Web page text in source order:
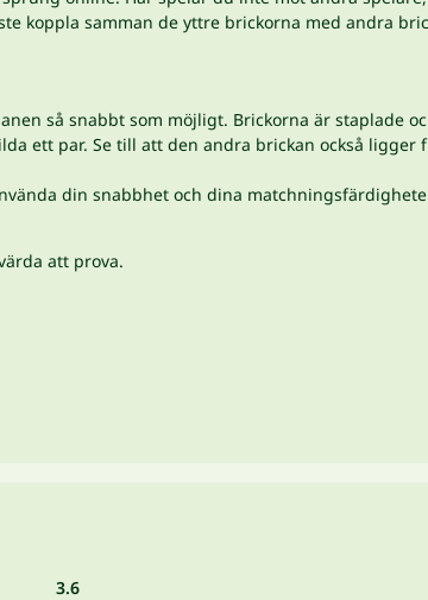
koppla samman de yttre brickorna med andra
så snabbt som möjligt. Brickorna är staplade
ett par. Se till att den andra brickan också
din snabbhet och dina
att prova.
3.6